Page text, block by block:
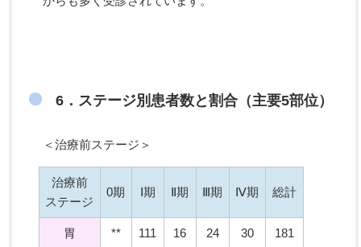
6．ステージ別患者数と割合（主要5部位）
＜治療前ステージ＞
治療前
ステージ
0期 Ⅰ期 Ⅱ期 Ⅲ期 Ⅳ期 総計
胃 ** 111 16 24 30 181